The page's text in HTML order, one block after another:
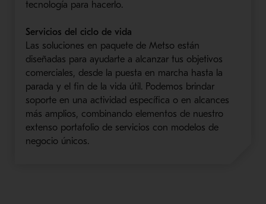
tecnología para hacerlo.
Servicios del ciclo de vida
Las soluciones en paquete de Metso están
diseñadas para ayudarte a alcanzar tus objetivos
comerciales, desde la puesta en marcha hasta la
parada y el fin de la vida útil. Podemos brindar
soporte en una actividad específica o en alcances
más amplios, combinando elementos de nuestro
extenso portafolio de servicios con modelos de
negocio únicos.